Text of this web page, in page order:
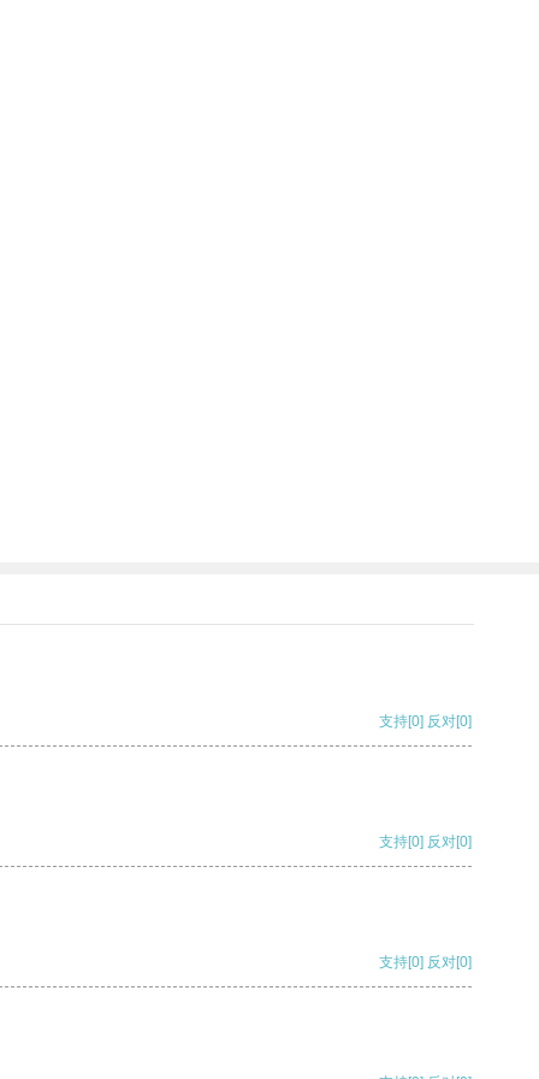
支持[0] 反对[0]
支持[0] 反对[0]
支持[0] 反对[0]